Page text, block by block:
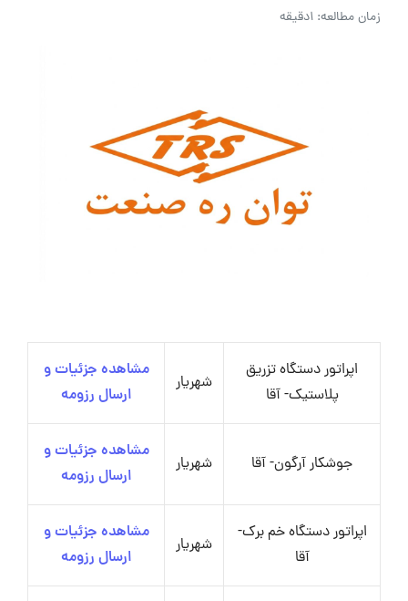
زمان مطالعه: 1دقیقه
اپراتور دستگاه تزریق
پلاستیک- آقا
شهریار
مشاهده جزئیات و
ارسال رزومه
جوشکار آرگون- آقا شهریار
مشاهده جزئیات و
ارسال رزومه
اپراتور دستگاه خم برک-
آقا
شهریار
مشاهده جزئیات و
ارسال رزومه